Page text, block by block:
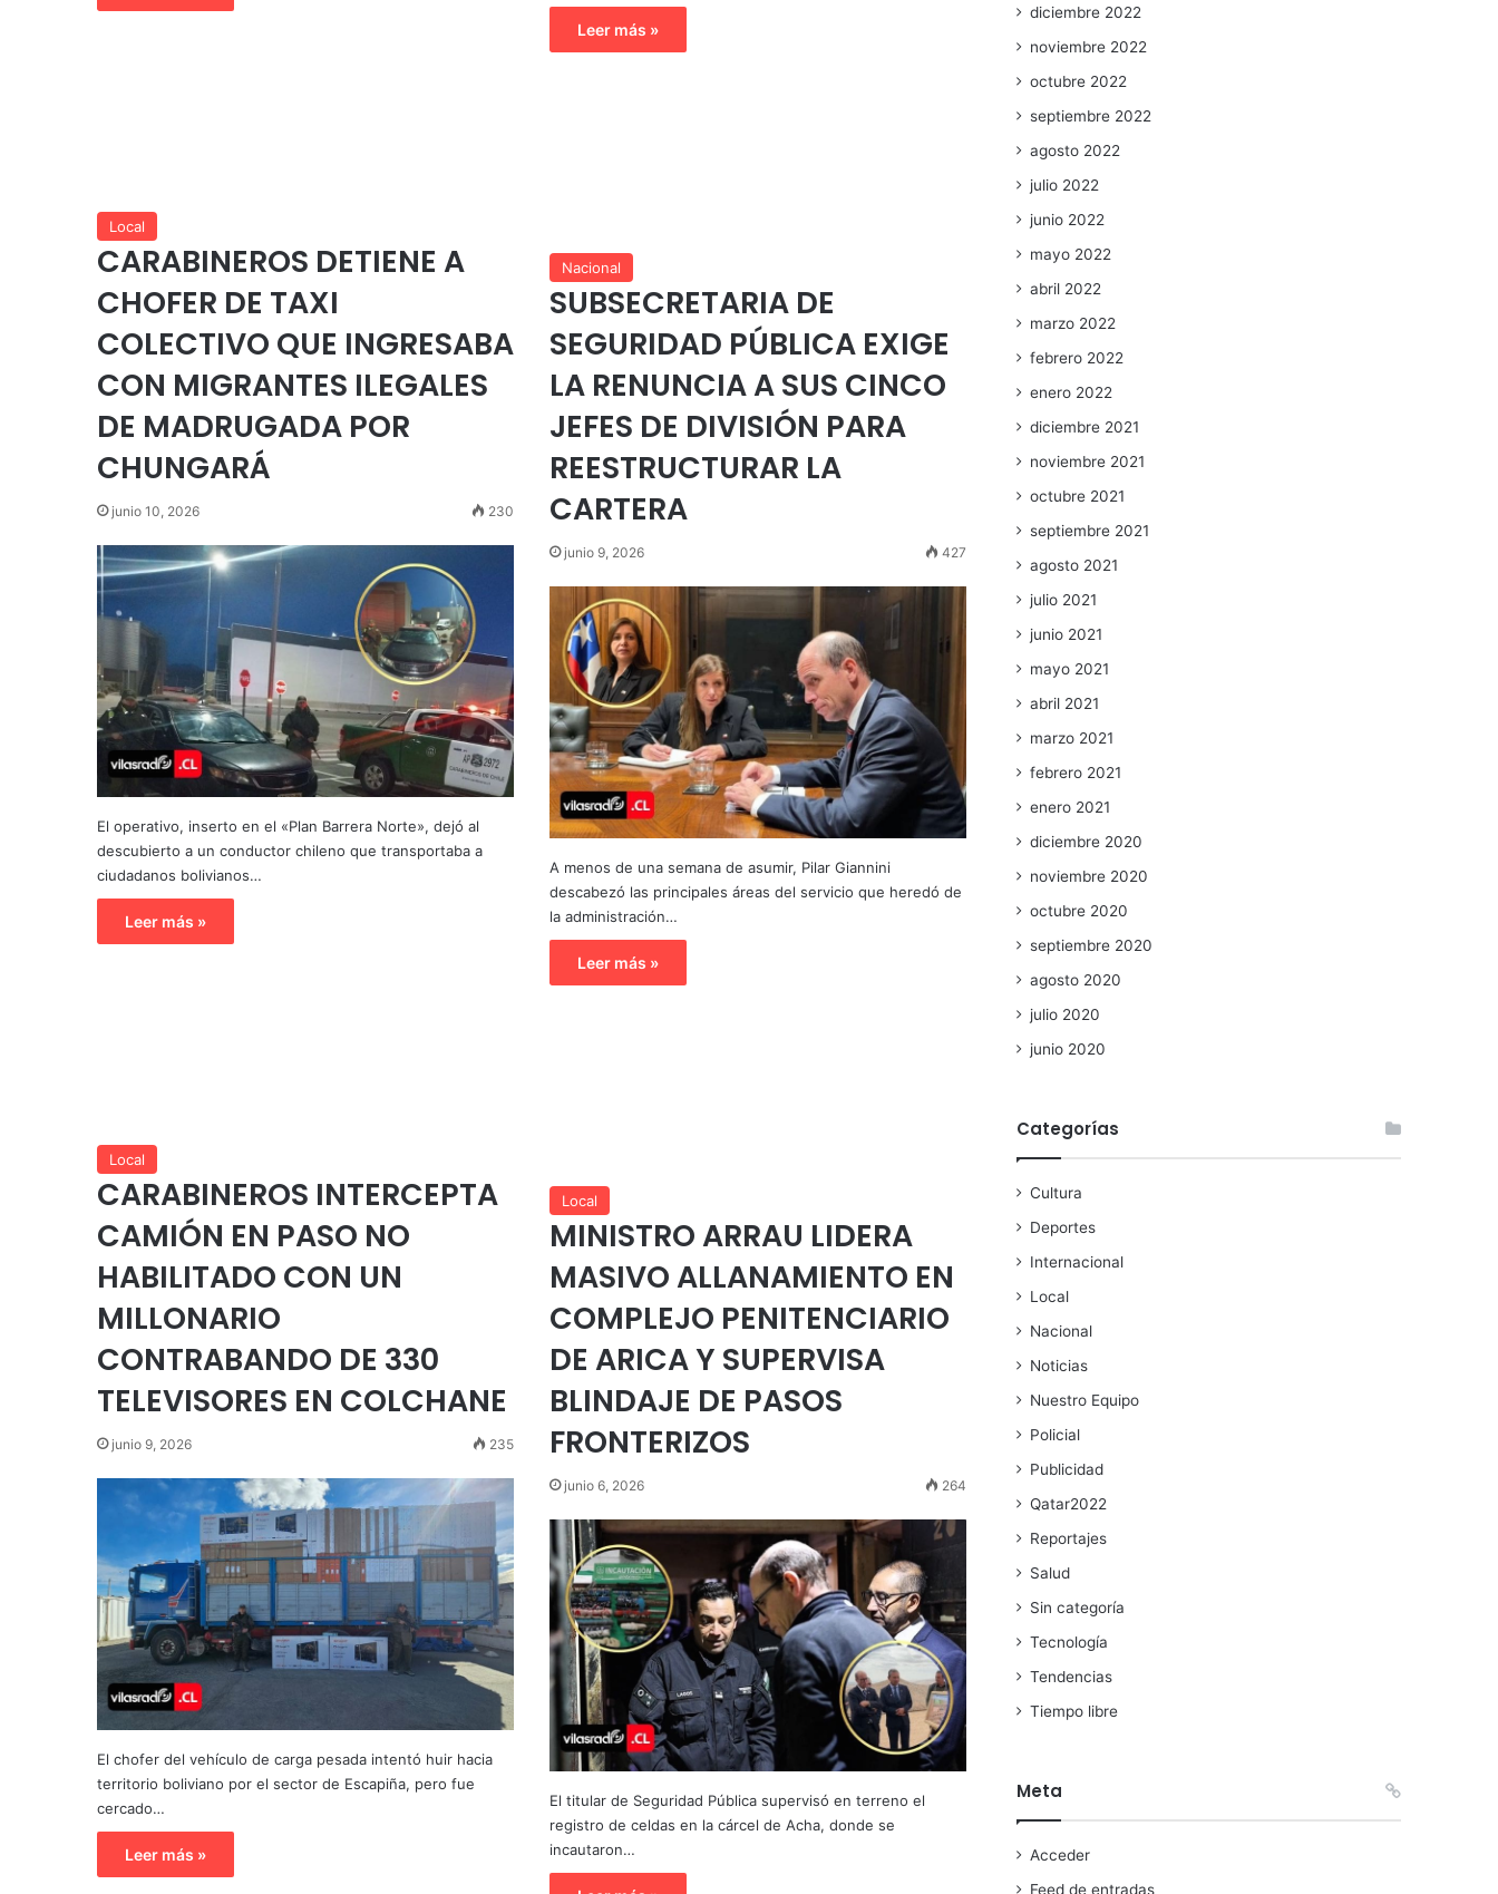
Leer más »
Local
CARABINEROS DETIENE A
CHOFER DE TAXI
COLECTIVO QUE INGRESABA
CON MIGRANTES ILEGALES
DE MADRUGADA POR
CHUNGARÁ
junio 10, 2026 230
El operativo, inserto en el «Plan Barrera Norte», dejó al
descubierto a un conductor chileno que transportaba a
ciudadanos bolivianos…
Leer más »
Nacional
SUBSECRETARIA DE
SEGURIDAD PÚBLICA EXIGE
LA RENUNCIA A SUS CINCO
JEFES DE DIVISIÓN PARA
REESTRUCTURAR LA
CARTERA
junio 9, 2026 427
A menos de una semana de asumir, Pilar Giannini
descabezó las principales áreas del servicio que heredó de
la administración…
Leer más »
Local
CARABINEROS INTERCEPTA
CAMIÓN EN PASO NO
HABILITADO CON UN
MILLONARIO
CONTRABANDO DE 330
TELEVISORES EN COLCHANE
junio 9, 2026 235
El chofer del vehículo de carga pesada intentó huir hacia
territorio boliviano por el sector de Escapiña, pero fue
cercado…
Leer más »
Local
MINISTRO ARRAU LIDERA
MASIVO ALLANAMIENTO EN
COMPLEJO PENITENCIARIO
DE ARICA Y SUPERVISA
BLINDAJE DE PASOS
FRONTERIZOS
junio 6, 2026 264
El titular de Seguridad Pública supervisó en terreno el
registro de celdas en la cárcel de Acha, donde se
incautaron…
diciembre 2022
noviembre 2022
octubre 2022
septiembre 2022
agosto 2022
julio 2022
junio 2022
mayo 2022
abril 2022
marzo 2022
febrero 2022
enero 2022
diciembre 2021
noviembre 2021
octubre 2021
septiembre 2021
agosto 2021
julio 2021
junio 2021
mayo 2021
abril 2021
marzo 2021
febrero 2021
enero 2021
diciembre 2020
noviembre 2020
octubre 2020
septiembre 2020
agosto 2020
julio 2020
junio 2020
Categorías
Cultura
Deportes
Internacional
Local
Nacional
Noticias
Nuestro Equipo
Policial
Publicidad
Qatar2022
Reportajes
Salud
Sin categoría
Tecnología
Tendencias
Tiempo libre
Meta
Acceder
Feed de entradas